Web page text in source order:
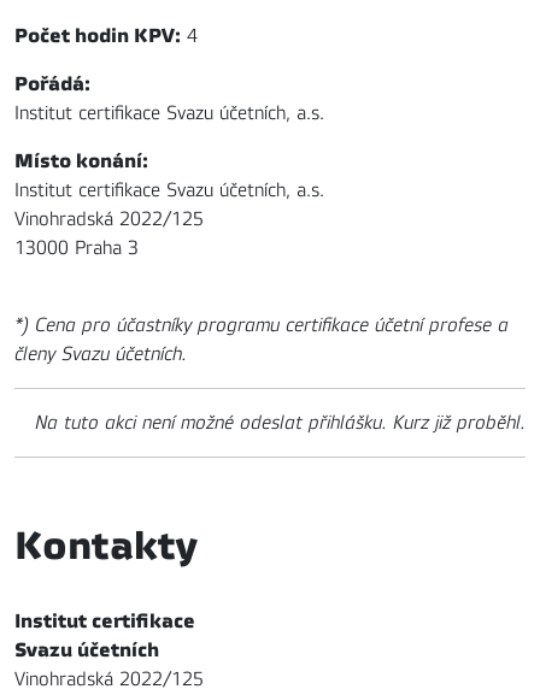
Počet hodin KPV: 4
Pořádá:
Institut certifikace Svazu účetních, a.s.
Místo konání:
Institut certifikace Svazu účetních, a.s.
Vinohradská 2022/125
13000 Praha 3
*) Cena pro účastníky programu certifikace účetní profese a
členy Svazu účetních.
Na tuto akci není možné odeslat přihlášku. Kurz již proběhl.
Kontakty
Institut certifikace
Svazu účetních
Vinohradská 2022/125